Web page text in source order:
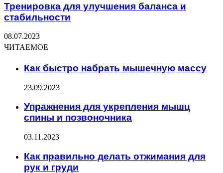
Тренировка для улучшения баланса и
стабильности
08.07.2023
ЧИТАЕМОЕ
Как быстро набрать мышечную массу
23.09.2023
Упражнения для укрепления мышц
спины и позвоночника
03.11.2023
Как правильно делать отжимания для
рук и груди